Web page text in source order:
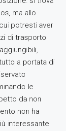
ma allo
potresti aver
di trasporto
a portata di
le
da non
non ha
interessante